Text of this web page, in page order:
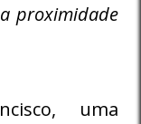
proximidade
uma